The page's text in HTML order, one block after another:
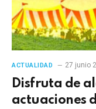
ACTUALIDAD 27 junio
Disfruta de
actuaciones